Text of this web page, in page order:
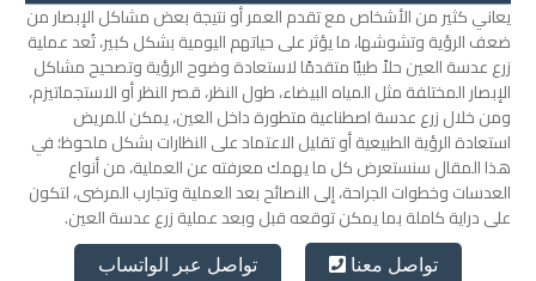
يعاني كثير من الأشخاص مع تقدم العمر أو نتيجة بعض مشاكل الإبصار من
ضعف الرؤية وتشوشها، ما يؤثر على حياتهم اليومية بشكل كبير، تُعد عملية
زرع عدسة العين حلاً طبيًا متقدمًا لاستعادة وضوح الرؤية وتصحيح مشاكل
الإبصار المختلفة مثل المياه البيضاء، طول النظر، قصر النظر أو الاستجماتيزم،
ومن خلال زرع عدسة اصطناعية متطورة داخل العين، يمكن للمريض
استعادة الرؤية الطبيعية أو تقليل الاعتماد على النظارات بشكل ملحوظ؛ في
هذا المقال سنستعرض كل ما يهمك معرفته عن العملية، من أنواع
العدسات وخطوات الجراحة، إلى النصائح بعد العملية وتجارب المرضى، لتكون
على دراية كاملة بما يمكن توقعه قبل وبعد عملية زرع عدسة العين.
تواصل معنا تواصل عبر الواتساب